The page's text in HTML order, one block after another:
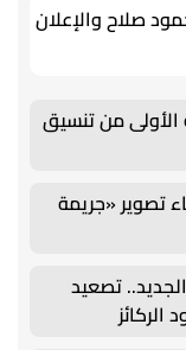
صلاح والإعلان
الأولى من تنسيق
تصوير «جريمة
تصعيد